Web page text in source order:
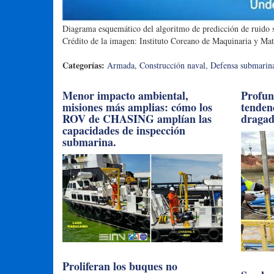
Diagrama esquemático del algoritmo de predicción de ruido
Categorías:Armada,Construcción naval Defensa
Menor impacto ambiental,
misiones más amplias: cómo los
ROV de CHASING amplían las
capacidades de inspección
submarina.